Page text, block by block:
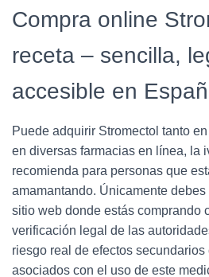
Compra online
receta – sencilla,
accesible en
Puede adquirir Stromectol tanto
en diversas farmacias en línea, la
recomienda para personas que
amamantando. Únicamente debes
sitio web donde estás comprando
verificación legal de las
riesgo real de efectos secundarios
asociados con el uso de este